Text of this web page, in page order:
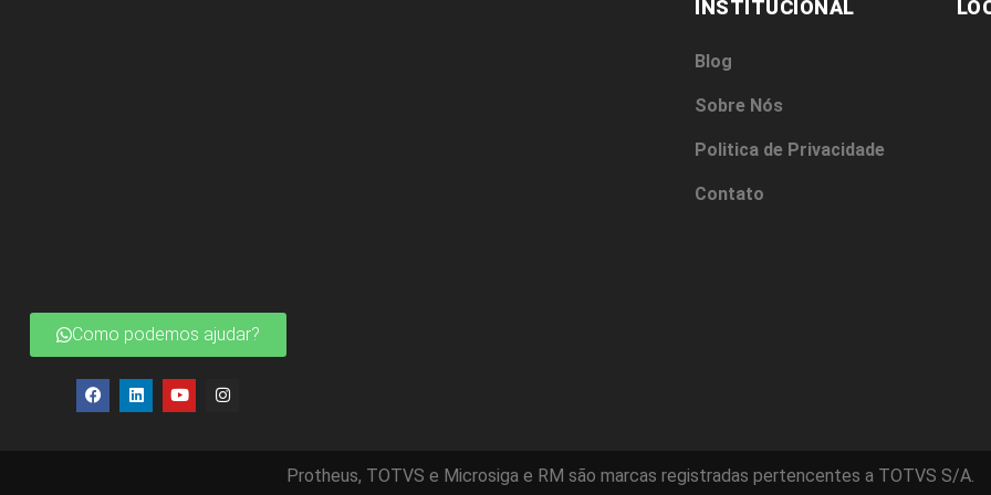
Como podemos ajudar?
INSTITUCIONAL
Blog
Sobre Nós
Politica de Privacidade
Contato
Protheus, TOTVS e Microsiga e RM são marcas registradas pertencentes a TOTVS S/A.